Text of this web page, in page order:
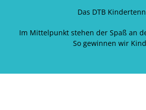
Das DTB
Im Mittelpunkt stehen der Spaß an
So gewinnen wir